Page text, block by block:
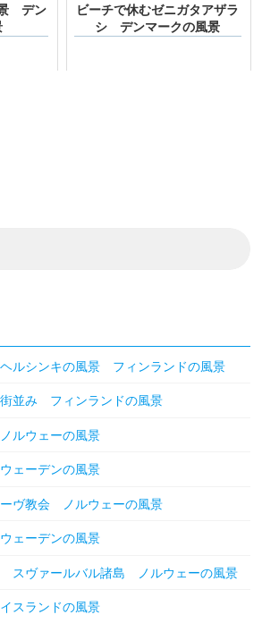
景 デン
ビーチで休むゼニガタアザラ
シ デンマークの風景
ルシンキの風景 フィンランドの風景
並み フィンランドの風景
ルウェーの風景
ェーデンの風景
ヴ教会 ノルウェーの風景
ェーデンの風景
スヴァールバル諸島 ノルウェーの風景
スランドの風景